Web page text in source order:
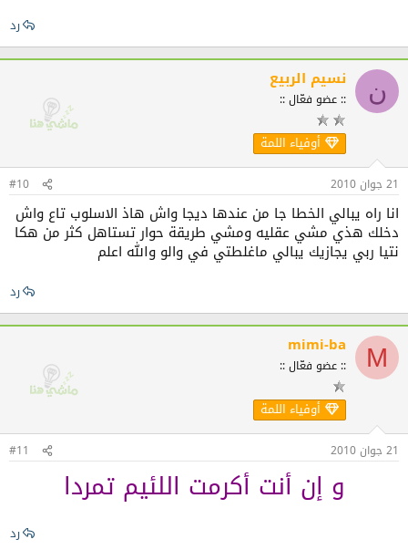
رد
ن نسيم الربيع
:: عضو فعّال ::
أوفياء اللمة
21 جوان 2010 #10
انا راه يبالي الخطا جا من عندها ديجا واش هاذ الاسلوب تاع واش
دخلك هذي مشي عقليه ومشي طريقة حوار تستاهل كثر من هكا
نتيا ربي يجازيك يبالي ماغلطتي في والو والله اعلم
رد
M
mimi-ba
:: عضو فعّال ::
أوفياء اللمة
21 جوان 2010 #11
و إن أنت أكرمت اللئيم تمردا
رد